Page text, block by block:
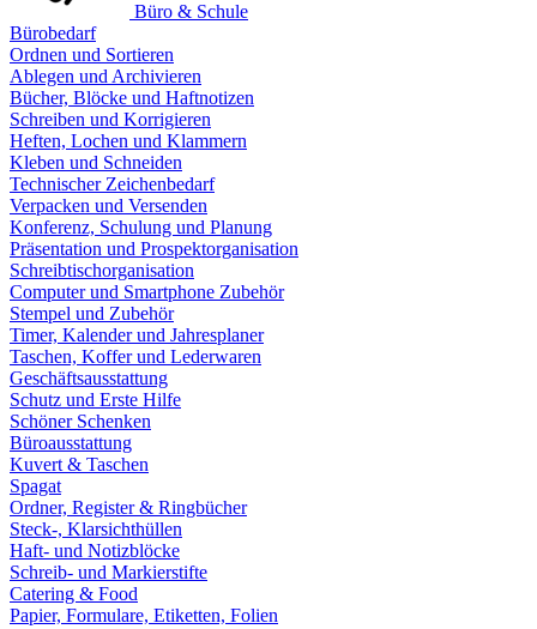
Büro & Schule
Bürobedarf
Ordnen und Sortieren
Ablegen und Archivieren
Bücher, Blöcke und Haftnotizen
Schreiben und Korrigieren
Heften, Lochen und Klammern
Kleben und Schneiden
Technischer Zeichenbedarf
Verpacken und Versenden
Konferenz, Schulung und Planung
Präsentation und Prospektorganisation
Schreibtischorganisation
Computer und Smartphone Zubehör
Stempel und Zubehör
Timer, Kalender und Jahresplaner
Taschen, Koffer und Lederwaren
Geschäftsausstattung
Schutz und Erste Hilfe
Schöner Schenken
Büroausstattung
Kuvert & Taschen
Spagat
Ordner, Register & Ringbücher
Steck-, Klarsichthüllen
Haft- und Notizblöcke
Schreib- und Markierstifte
Catering & Food
Papier, Formulare, Etiketten, Folien